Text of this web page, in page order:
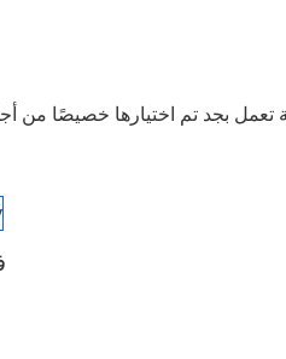
بجد تم اختيارها خصيصًا من